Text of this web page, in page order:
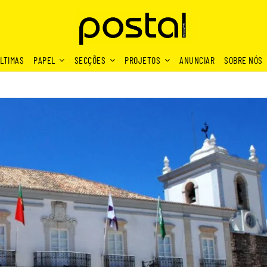
PAPEL SECÇÕES PROJETOS ANUNCIAR SOBRE NÓS